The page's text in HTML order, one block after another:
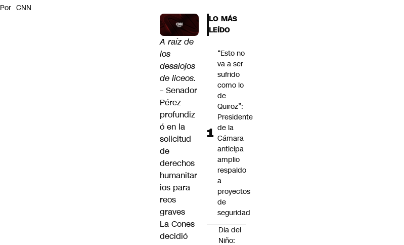
Servicios
Por CNN
A raíz de
los
desalojos
de liceos.
– Senador
Pérez
profundiz
ó en la
solicitud
de
derechos
humanitar
ios para
reos
graves
La Cones
decidió
LO MÁS
LEÍDO
“Esto no
va a ser
sufrido
como lo
de
Quiroz”:
Presidente
de la
Cámara
anticipa
amplio
respaldo
a
proyectos
de
seguridad
Día del
Niño: